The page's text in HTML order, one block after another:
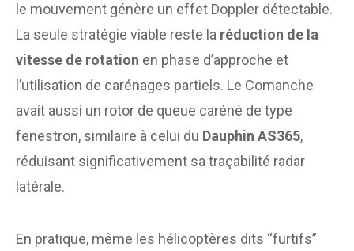
le mouvement génère un effet Doppler détectable.
La seule stratégie viable reste la réduction de la
vitesse de rotation en phase d’approche et
l’utilisation de carénages partiels. Le Comanche
avait aussi un rotor de queue caréné de type
fenestron, similaire à celui du Dauphin AS365,
réduisant significativement sa traçabilité radar
latérale.
En pratique, même les hélicoptères dits “furtifs”